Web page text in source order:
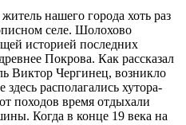
нашего города хоть раз
селе. Шолохово
историей последних
Покрова. Как рассказал
Виктор Чергинец, возникло
располагались хутора-
походов время отдыхали
Когда в конце 19 века на